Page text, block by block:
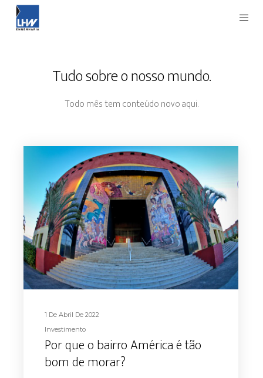
Tudo sobre o nosso mundo.
Todo mês tem conteúdo novo aqui.
1 De Abril De 2022
Investimento
Por que o bairro América é tão
bom de morar?